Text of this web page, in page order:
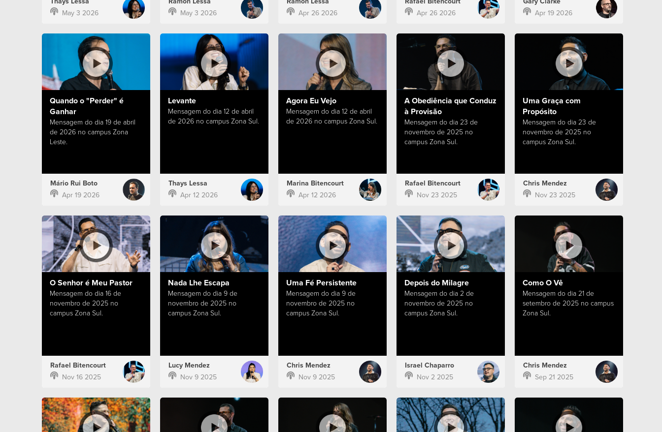
May 3 2026
May 3 2026
Apr 26 2026
Apr 26 2026
Apr 19 2026
Quando o "Perder" é
Ganhar
Mensagem do dia 19 de abril
de 2026 no campus Zona
Leste.
Mário Rui Boto
Apr 19 2026
Levante
Mensagem do dia 12 de abril
de 2026 no campus Zona Sul.
Thays Lessa
Apr 12 2026
Agora Eu Vejo
Mensagem do dia 12 de abril
de 2026 no campus Zona Sul.
Marina Bitencourt
Apr 12 2026
A Obediência que Conduz
à Provisão
Mensagem do dia 23 de
novembro de 2025 no
campus Zona Sul.
Rafael Bitencourt
Nov 23 2025
Uma Graça com
Propósito
Mensagem do dia 23 de
novembro de 2025 no
campus Zona Sul.
Chris Mendez
Nov 23 2025
O Senhor é Meu Pastor
Mensagem do dia 16 de
novembro de 2025 no
campus Zona Sul.
Rafael Bitencourt
Nov 16 2025
Nada Lhe Escapa
Mensagem do dia 9 de
novembro de 2025 no
campus Zona Sul.
Lucy Mendez
Nov 9 2025
Uma Fé Persistente
Mensagem do dia 9 de
novembro de 2025 no
campus Zona Sul.
Chris Mendez
Nov 9 2025
Depois do Milagre
Mensagem do dia 2 de
novembro de 2025 no
campus Zona Sul.
Israel Chaparro
Nov 2 2025
Como O Vê
Mensagem do dia 21 de
setembro de 2025 no campus
Zona Sul.
Chris Mendez
Sep 21 2025